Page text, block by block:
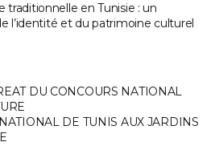
traditionnelle en Tunisie : un
l’identité et du patrimoine culturel
DU CONCOURS NATIONAL
DE TUNIS AUX JARDINS